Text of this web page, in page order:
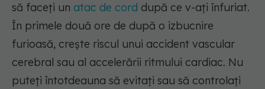
să faceți un atac de cord după ce v-ați înfuriat.
În primele două ore de după o izbucnire
furioasă, crește riscul unui accident vascular
cerebral sau al accelerării ritmului cardiac. Nu
puteți întotdeauna să evitați sau să controlați